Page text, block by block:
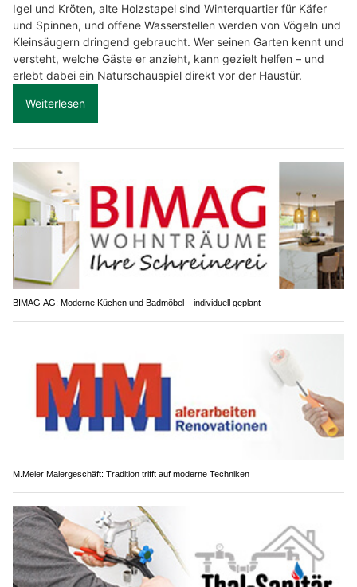
Igel und Kröten, alte Holzstapel sind Winterquartier für Käfer
und Spinnen, und offene Wasserstellen werden von Vögeln und
Kleinsäugern dringend gebraucht. Wer seinen Garten kennt und
versteht, welche Gäste er anzieht, kann gezielt helfen – und
erlebt dabei ein Naturschauspiel direkt vor der Haustür.
Weiterlesen
BIMAG AG: Moderne Küchen und Badmöbel – individuell geplant
M.Meier Malergeschäft: Tradition trifft auf moderne Techniken